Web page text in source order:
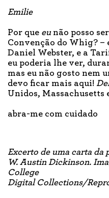
Emilie
Por que eunão posso
Convenção do Whig? –
Daniel Webster, e a
eu poderia lhe ver,
mas eu não gosto nem
devo ficar mais aqui!
Unidos, Massachusetts
abra-me com cuidado
Excerto de uma carta da
W. Austin Dickinson.
College
Digital Collections/